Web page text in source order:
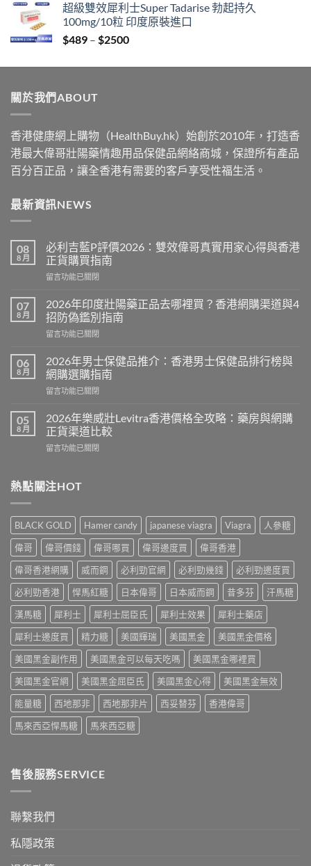
$329
through
$2199
超級雙效犀利士Super Tadarise 勃起持久
100mg/10粒 印度原裝進口
$489 – $2500Price
$489
關於我們ABOUT
香港健康網上購物（HealthBuy.hk）始創於2010年，打造香
港最大偉哥壯陽藥情趣用品保健品網絡商城，保證所有產品
百分百正品，讓全香港有需要的客戶享受性福生活。
最新資訊NEWS
08
8 月
必利吉藍P評價2026：雙效偉哥真實用家心得與香港
正貨購買指南
在
利
吉
藍
P
價
2026：
雙
效
哥
真
用
得
港
正
貨
購
買
指
南〉
中
留言功能已關閉
07
8 月
2026年印度壯陽藥正品去哪裡買？香港網購渠道與4
招防偽鑑別指南
在
年
印
度
壯
藥
正
去
買？
網
購
渠
道
與
4
招
防
鑑
別
指
南〉
中
留言功能已關閉
06
8 月
2026年男士保健品推介：香港男士保健品排行榜與
網購選購指南
在
年
男
士
保
推
港
男
士
保
健
品
排
行
與
網
購
選
購
指
南〉
中
留言功能已關閉
05
8 月
2026年樂威壯Levitra香港價格全攻略：藥房與網購
正貨渠道比較
在
樂
威
Levitra
香
港
價
格
全
攻
略：
房
與
網
購
正
貨
渠
比
較〉
留言功能已關閉
熱點關注HOT
BLACK GOLD Hamer candy japanese viagra Viagra
人參糖
偉哥
偉哥價錢 偉哥哪買 偉哥邊度買
偉哥香港
偉哥香港網購
威而鋼 必利勁官網 必利勁幾錢
必利勁邊度買
必利勁香港
悍馬紅糖 日本偉哥 日本威而鋼 昔多芬
汗馬糖
漢馬糖
犀利士 犀利士屈臣氏 犀利士效果
犀利士藥店
犀利士邊度買
精力糖 美國輝瑞 美國黑金
美國黑金價格
美國黑金副作用
美國黑金可以每天吃嗎
美國黑金哪裡買
美國黑金官網
美國黑金屈臣氏 美國黑金心得
美國黑金無效
能量糖
西地那非 西地那非片 西妥替芬
香港偉哥
馬來西亞悍馬糖
馬來西亞糖
售後服務SERVICE
聯繫我們
私隱政策